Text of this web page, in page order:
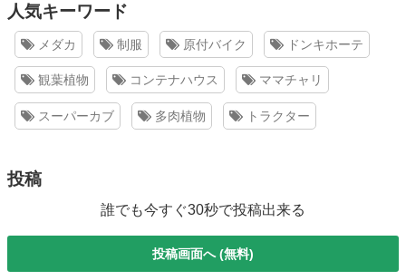
人気キーワード
メダカ 制服 原付バイク ドンキホーテ
観葉植物 コンテナハウス ママチャリ
スーパーカブ 多肉植物 トラクター
投稿
誰でも今すぐ30秒で投稿出来る
投稿画面へ (無料)